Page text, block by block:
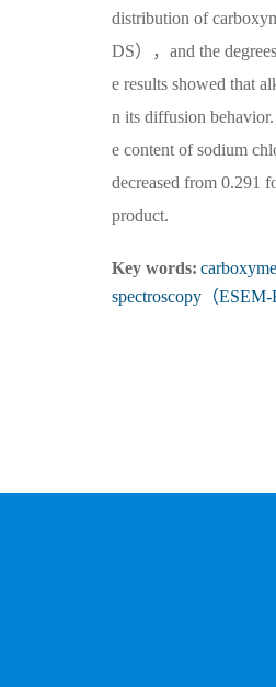
distribution of
DS），and the
e results showed that
n its diffusion
e content of sodium
decreased from 0.291
product.
Key words:
spectroscopy（ESEM-